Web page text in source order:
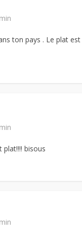
ton pays . Le plat
bisous